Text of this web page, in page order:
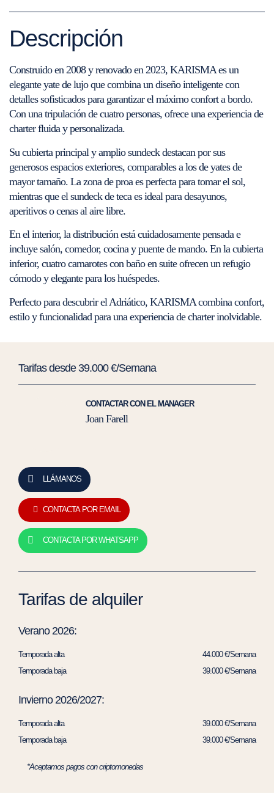
Descripción
Construido en 2008 y renovado en 2023, KARISMA es un
elegante yate de lujo que combina un diseño inteligente con
detalles sofisticados para garantizar el máximo confort a bordo.
Con una tripulación de cuatro personas, ofrece una experiencia de
charter fluida y personalizada.
Su cubierta principal y amplio sundeck destacan por sus
generosos espacios exteriores, comparables a los de yates de
mayor tamaño. La zona de proa es perfecta para tomar el sol,
mientras que el sundeck de teca es ideal para desayunos,
aperitivos o cenas al aire libre.
En el interior, la distribución está cuidadosamente pensada e
incluye salón, comedor, cocina y puente de mando. En la cubierta
inferior, cuatro camarotes con baño en suite ofrecen un refugio
cómodo y elegante para los huéspedes.
Perfecto para descubrir el Adriático, KARISMA combina confort,
estilo y funcionalidad para una experiencia de charter inolvidable.
Tarifas desde 39.000 €/Semana
CONTACTAR CON EL MANAGER
Joan Farell
LLÁMANOS
CONTACTA POR EMAIL
CONTACTA POR WHATSAPP
Tarifas de alquiler
Verano 2026:
Temporada alta
44.000 €/Semana
Temporada baja
39.000 €/Semana
Invierno 2026/2027:
Temporada alta
39.000 €/Semana
Temporada baja
39.000 €/Semana
*Aceptamos pagos con criptomonedas